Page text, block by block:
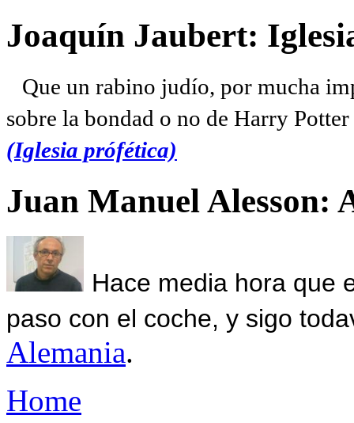
Joaquín Jaubert:
Que un rabino judío, por mucha
sobre la bondad o no de Harry
(Iglesia prófética)
Juan Manuel Alesson:
Hace media hora que
paso con el coche, y sigo
Alemania.
Home